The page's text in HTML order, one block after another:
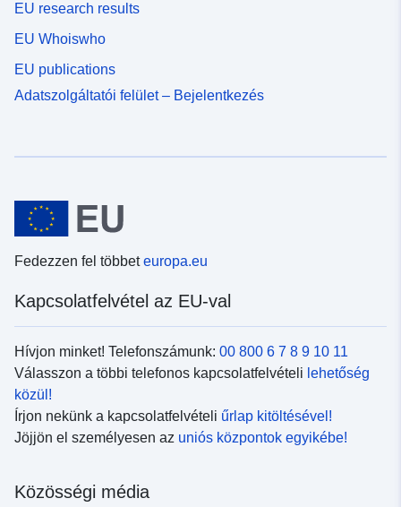
EU research results
EU Whoiswho
EU publications
Adatszolgáltatói felület – Bejelentkezés
Fedezzen fel többeteuropa.eu
Kapcsolatfelvétel az EU-val
Hívjon minket! Telefonszámunk: 00 800 6 7 8 9 10 11
Válasszon a többi telefonos kapcsolatfelvételi lehetőség
közül!
Írjon nekünk a kapcsolatfelvételi űrlap kitöltésével!
Jöjjön el személyesen az uniós központok egyikébe!
Közösségi média